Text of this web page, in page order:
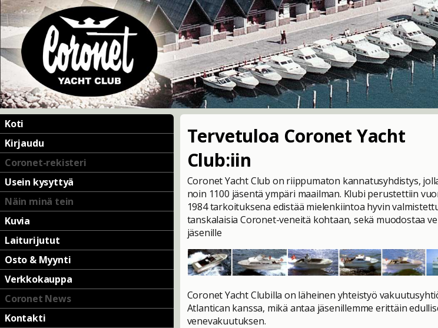
Koti
Kirjaudu
Coronet-rekisteri
Usein kysyttyä
Näin minä tein
Kuvia
Laiturijutut
Osto & Myynti
Verkkokauppa
Coronet News
Kontakti
Tervetuloa Coronet Yacht
Club:iin
Coronet Yacht Club on riippumaton kannatusyhdistys,
noin 1100 jäsentä ympäri maailman. Klubi perustettiin
1984 tarkoituksena edistää mielenkiintoa hyvin
tanskalaisia Coronet-veneitä kohtaan, sekä muodostaa
jäsenille
Coronet Yacht Clubilla on läheinen yhteistyö
Atlantican kanssa, mikä antaa jäsenillemme erittäin
venevakuutuksen.